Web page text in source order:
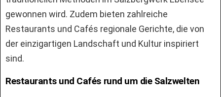
gewonnen wird. Zudem bieten zahlreiche
Restaurants und Cafés regionale Gerichte, die von
der einzigartigen Landschaft und Kultur inspiriert
sind.
Restaurants und Cafés rund um die Salzwelten